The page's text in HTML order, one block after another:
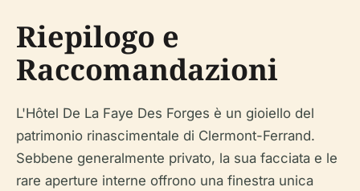
Riepilogo e
Raccomandazioni
L'Hôtel De La Faye Des Forges è un gioiello del
patrimonio rinascimentale di Clermont-Ferrand.
Sebbene generalmente privato, la sua facciata e le
rare aperture interne offrono una finestra unica